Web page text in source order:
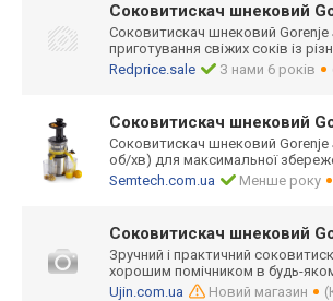
Соковитискач шнековий
Соковитискач шнековий Gorenje
приготування свіжих соків із
Redprice.sale
З нами 6 років
Соковитискач шнековий
Соковитискач шнековий Gorenje
об/хв) для максимальної
Semtech.com.ua
Менше року
Соковитискач шнековий
Зручний і практичний
хорошим помічником в будь-
Ujin.com.ua
Новий магазин